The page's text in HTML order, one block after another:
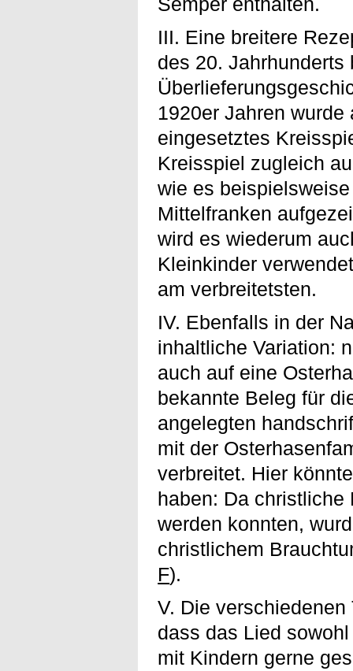
III. Eine breitere
des 20.
1920er Jahren
eingesetztes
Kreisspiel zugleich
wie es
Mittelfranken
wird es wiederum
Kleinkinder
am verbreitetsten.
IV. Ebenfalls in der
inhaltliche Variation:
auch auf eine
bekannte Beleg für
angelegten
mit der
verbreitet. Hier
haben: Da christliche
werden konnten,
christlichem
F).
V. Die
dass das Lied
mit Kindern gerne